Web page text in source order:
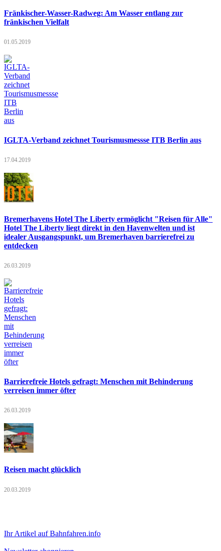
Fränkischer-Wasser-Radweg: Am Wasser entlang zur
fränkischen Vielfalt
01.05.2019
IGLTA-Verband zeichnet Tourismusmessse ITB Berlin aus
17.04.2019
Bremerhavens Hotel The Liberty ermöglicht "Reisen für Alle"
Hotel The Liberty liegt direkt in den Havenwelten und ist
idealer Ausgangspunkt, um Bremerhaven barrierefrei zu
entdecken
26.03.2019
Barrierefreie Hotels gefragt: Menschen mit Behinderung
verreisen immer öfter
26.03.2019
Reisen macht glücklich
20.03.2019
Ihr Artikel auf Bahnfahren.info